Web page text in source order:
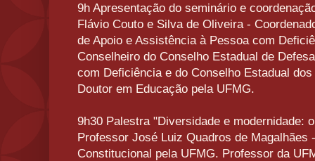
9h Apresentação do seminário e
Flávio Couto e Silva de Oliveira -
de Apoio e Assistência à Pessoa com
Conselheiro do Conselho Estadual de
com Deficiência e do Conselho Estadual
Doutor em Educação pela UFMG.
9h30 Palestra "Diversidade e modernidade:
Professor José Luiz Quadros de Magalhães
Constitucional pela UFMG. Professor da